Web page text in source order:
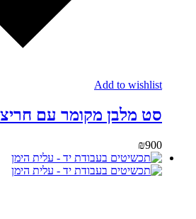
Add to wishlist
סט מלבן מקומר עם
₪900